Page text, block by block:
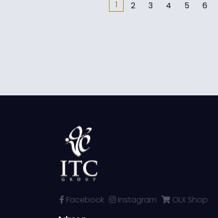
1 2 3 4 5 6
Facebook Instagram
OLX Shop